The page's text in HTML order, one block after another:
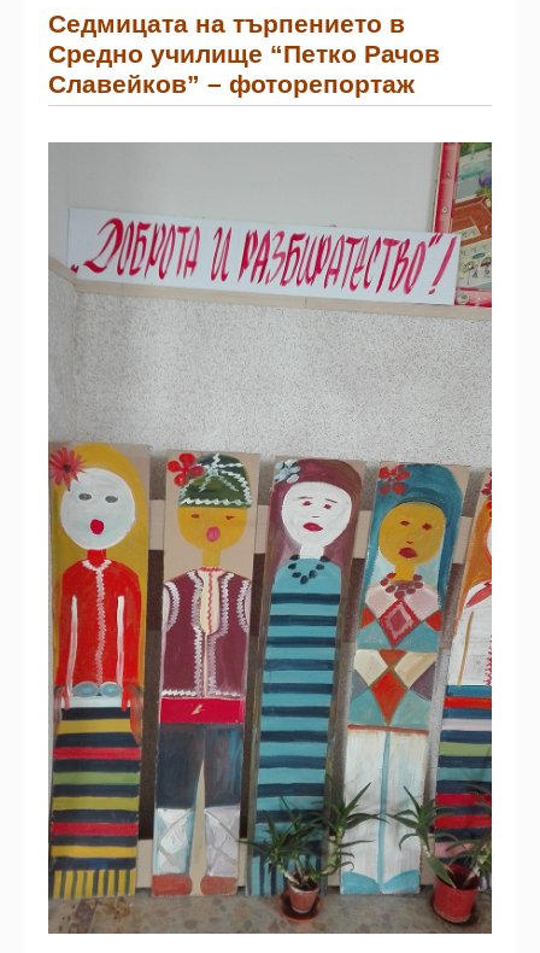
Седмицата на търпението в
Средно училище “Петко Рачов
Славейков” – фоторепортаж